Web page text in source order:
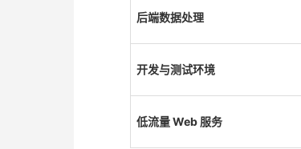
后端数据处理
开发与测试环境
低流量 Web 服务